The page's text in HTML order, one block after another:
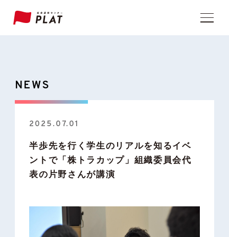
NEWS
2025.07.01
半歩先を行く学生のリアルを知るイベ
ントで「株トラカップ」組織委員会代
表の片野さんが講演